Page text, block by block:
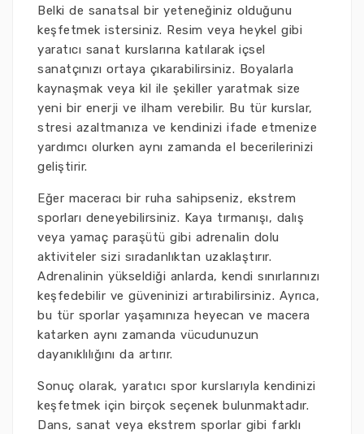
Belki de sanatsal bir yeteneğiniz olduğunu
keşfetmek istersiniz. Resim veya heykel gibi
yaratıcı sanat kurslarına katılarak içsel
sanatçınızı ortaya çıkarabilirsiniz. Boyalarla
kaynaşmak veya kil ile şekiller yaratmak size
yeni bir enerji ve ilham verebilir. Bu tür kurslar,
stresi azaltmanıza ve kendinizi ifade etmenize
yardımcı olurken aynı zamanda el becerilerinizi
geliştirir.
Eğer maceracı bir ruha sahipseniz, ekstrem
sporları deneyebilirsiniz. Kaya tırmanışı, dalış
veya yamaç paraşütü gibi adrenalin dolu
aktiviteler sizi sıradanlıktan uzaklaştırır.
Adrenalinin yükseldiği anlarda, kendi sınırlarınızı
keşfedebilir ve güveninizi artırabilirsiniz. Ayrıca,
bu tür sporlar yaşamınıza heyecan ve macera
katarken aynı zamanda vücudunuzun
dayanıklılığını da artırır.
Sonuç olarak, yaratıcı spor kurslarıyla kendinizi
keşfetmek için birçok seçenek bulunmaktadır.
Dans, sanat veya ekstrem sporlar gibi farklı